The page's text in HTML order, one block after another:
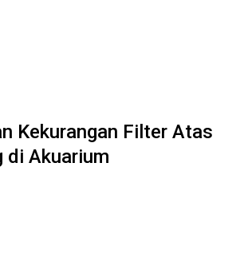
Kekurangan Filter Atas
di Akuarium